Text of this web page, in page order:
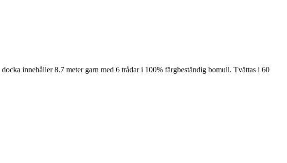
innehåller 8.7 meter garn med 6 trådar i 100% färgbeständig bomull. Tvättas i 60